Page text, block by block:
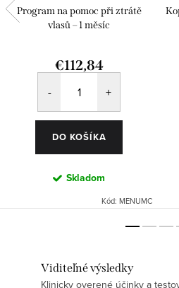
Program na pomoc při ztrátě
vlasů – 1 měsíc
€112,84
DO KOŠÍKA
Skladom
Kód: MENUMC
Viditeľné výsledky
Klinicky overené účinky a